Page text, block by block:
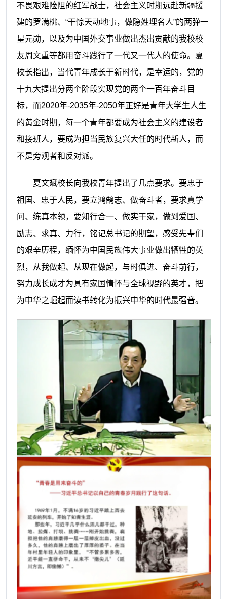
不畏艰难险阻的红军战士，社会主义时期远赴新疆援
建的罗满桃、 “干惊天动地事，做隐姓埋名人”的两弹一
星元勋，以及为中国外交事业做出杰出贡献的我校校
友周文重等都用奋斗践行了一代又一代人的使命。夏
校长指出，当代青年成长于新时代，是幸运的，党的
十九大提出分两个阶段实现党的两个一百年奋斗目
标，而2020年-2035年-2050年正好是青年大学生人生
的黄金时期，每一个青年都要成为社会主义的建设者
和接班人，要成为担当民族复兴大任的时代新人，而
不是旁观者和反对派。
夏文斌校长向我校青年提出了几点要求。要忠于
祖国、忠于人民，要立鸿鹄志、做奋斗者，要求真学
问、练真本领，要知行合一、做实干家，做到爱国、
励志、求真、力行，铭记总书记的期望，感受先辈们
的艰辛历程，缅怀为中国民族伟大事业做出牺牲的英
烈，从我做起、从现在做起，与时俱进、奋斗前行，
努力成长成才为具有家国情怀与全球视野的英才，把
为中华之崛起而读书转化为振兴中华的时代最强音。